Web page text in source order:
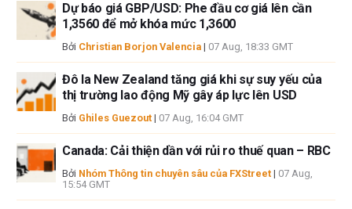
Dự báo giá GBP/USD: Phe đầu cơ giá lên cần
1,3560 để mở khóa mức 1,3600
Bởi Christian Borjon Valencia | 07 Aug, 18:33 GMT
Đô la New Zealand tăng giá khi sự suy yếu của
thị trường lao động Mỹ gây áp lực lên USD
Bởi Ghiles Guezout | 07 Aug, 16:04 GMT
Canada: Cải thiện dần với rủi ro thuế quan – RBC
Bởi Nhóm Thông tin chuyên sâu của FXStreet | 07 Aug,
15:54 GMT